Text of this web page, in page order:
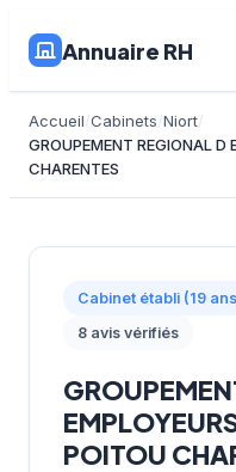
Annuaire RH
Accueil Cabinets Niort
GROUPEMENT REGIONAL D
CHARENTES
Cabinet établi (19
8 avis vérifiés
POITOU